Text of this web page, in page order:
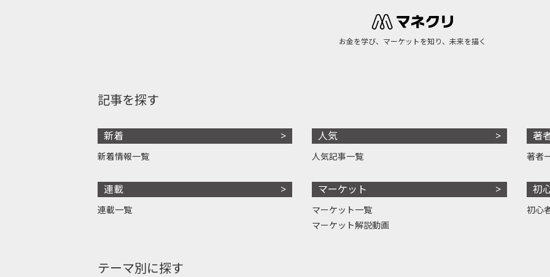
お金を学び、マーケットを知り、未来を描く
記事を探す
新着
新着情報一覧
連載
連載一覧
人気
人気記事一覧
マーケット
マーケット一覧
マーケット解説動画
著
著者
初
初心
テーマ別に探す